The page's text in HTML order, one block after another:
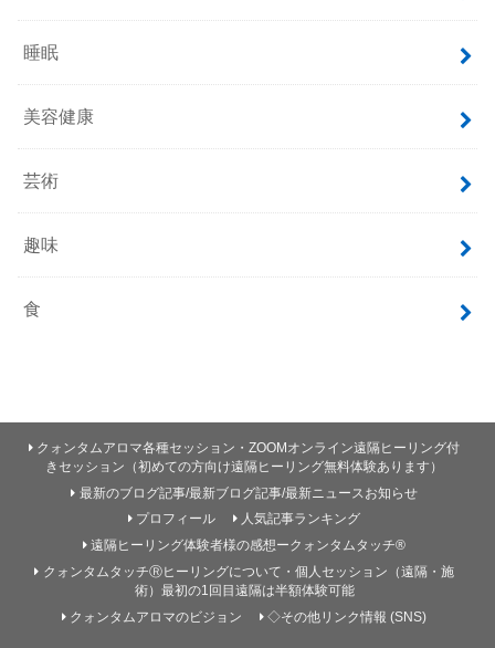
睡眠
美容健康
芸術
趣味
食
クォンタムアロマ各種セッション・ZOOMオンライン遠隔ヒーリング付
きセッション（初めての方向け遠隔ヒーリング無料体験あります）
最新のブログ記事/最新ブログ記事/最新ニュースお知らせ
プロフィール
人気記事ランキング
遠隔ヒーリング体験者様の感想ークォンタムタッチ®
クォンタムタッチⓇヒーリングについて・個人セッション（遠隔・施
術）最初の1回目遠隔は半額体験可能
クォンタムアロマのビジョン
◇その他リンク情報 (SNS)